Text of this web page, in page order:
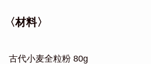
〈材料〉
古代小麦全粒粉 80g